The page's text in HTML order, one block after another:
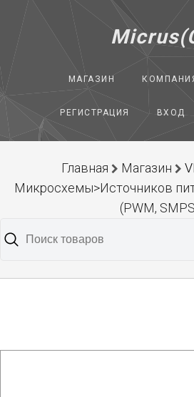
МАГАЗИН
РЕГИСТРАЦИЯ ВХОД
Главная Магазин
Микросхемы>Источников
(PWM,